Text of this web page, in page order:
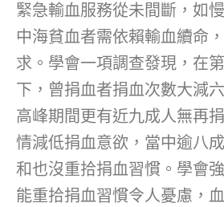
緊急輸血服務從未間斷，如
中海貧血者需依賴輸血續命
求。學會一項調查發現，在
下，曾捐血者捐血次數大減
高峰期間更有近九成人無再
情減低捐血意欲，當中逾八
和也沒重拾捐血習慣。學會
能重拾捐血習慣令人憂慮，